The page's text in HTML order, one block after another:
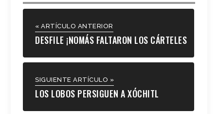
« ARTÍCULO ANTERIOR
DESFILE ¡NOMÁS FALTARON LOS CÁRTELES
SIGUIENTE ARTÍCULO »
LOS LOBOS PERSIGUEN A XÓCHITL